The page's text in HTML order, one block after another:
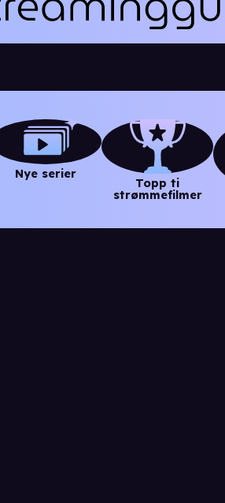
Nye serier
Topp ti
strømmefilmer